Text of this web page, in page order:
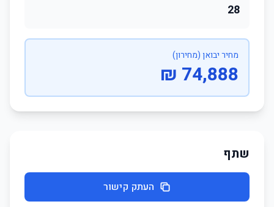
28
מחיר יבואן (מחירון)
74,888 ₪
שתף
העתק קישור